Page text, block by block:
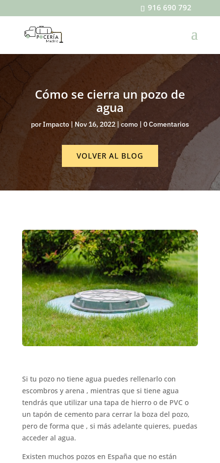
916 690 792
Cómo se cierra un pozo de
agua
porImpacto|Nov 16, 2022|como| 0 Comentarios
VOLVER AL BLOG
Si tu pozo no tiene agua puedes rellenarlo con
escombros y arena , mientras que si tiene agua
tendrás que utilizar una tapa de hierro o de PVC o
un tapón de cemento para cerrar la boza del pozo,
pero de forma que , si más adelante quieres, puedas
acceder al agua.
Existen muchos pozos en España que no están